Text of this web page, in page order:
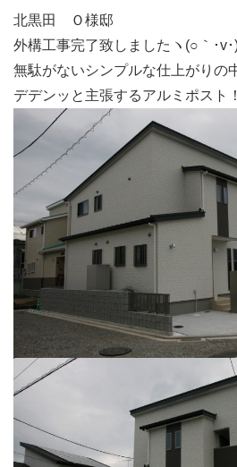
北黒田 Ｏ様邸
外構工事完了致しましたヽ(○｀･v･
無駄がないシンプルな仕上がりの
デデンッと主張するアルミポスト